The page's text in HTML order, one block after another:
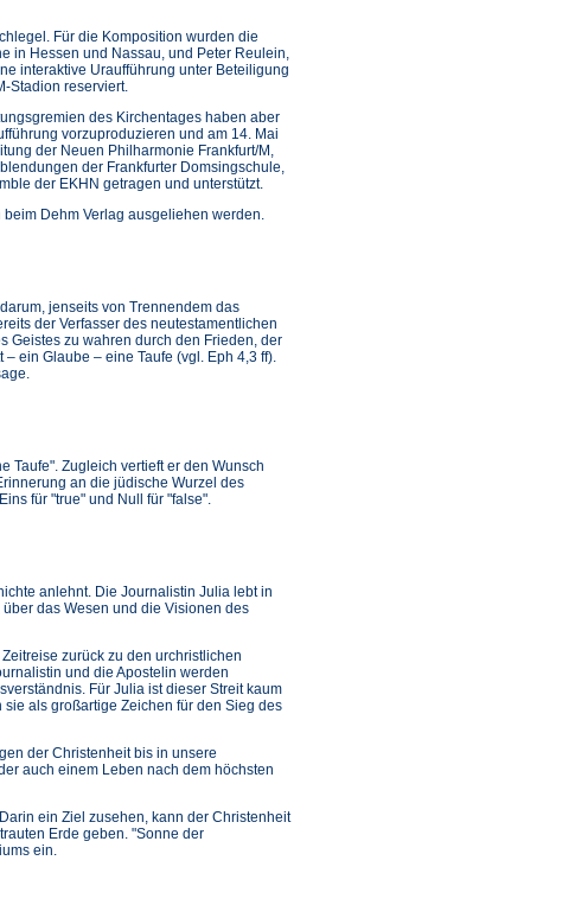
Für die Komposition wurden die
in Hessen und Nassau, und Peter Reulein,
interaktive Uraufführung unter Beteiligung
Stadion reserviert.
des Kirchentages haben aber
vorzuproduzieren und am 14. Mai
der Neuen Philharmonie Frankfurt/M,
der Frankfurter Domsingschule,
der EKHN getragen und unterstützt.
Dehm Verlag ausgeliehen werden.
jenseits von Trennendem das
der Verfasser des neutestamentlichen
Geistes zu wahren durch den Frieden, der
ein Glaube – eine Taufe (vgl. Eph 4,3 ff).
Taufe". Zugleich vertieft er den Wunsch
an die jüdische Wurzel des
für "true" und Null für "false".
anlehnt. Die Journalistin Julia lebt in
das Wesen und die Visionen des
zurück zu den urchristlichen
und die Apostelin werden
Für Julia ist dieser Streit kaum
als großartige Zeichen für den Sieg des
der Christenheit bis in unsere
auch einem Leben nach dem höchsten
ein Ziel zusehen, kann der Christenheit
Erde geben. "Sonne der
ein.